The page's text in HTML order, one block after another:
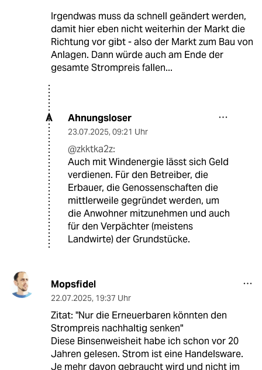
Irgendwas muss da schnell geändert werden,
damit hier eben nicht weiterhin der Markt die
Richtung vor gibt - also der Markt zum Bau von
Anlagen. Dann würde auch am Ende der
gesamte Strompreis fallen...
A Ahnungsloser
23.07.2025, 09:21 Uhr
@zkktka2z:
Auch mit Windenergie lässt sich Geld
verdienen. Für den Betreiber, die
Erbauer, die Genossenschaften die
mittlerweile gegründet werden, um
die Anwohner mitzunehmen und auch
für den Verpächter (meistens
Landwirte) der Grundstücke.
Mopsfidel
22.07.2025, 19:37 Uhr
Zitat: "Nur die Erneuerbaren könnten den
Strompreis nachhaltig senken"
Diese Binsenweisheit habe ich schon vor 20
Jahren gelesen. Strom ist eine Handelsware.
Je mehr davon gebraucht wird und nicht im